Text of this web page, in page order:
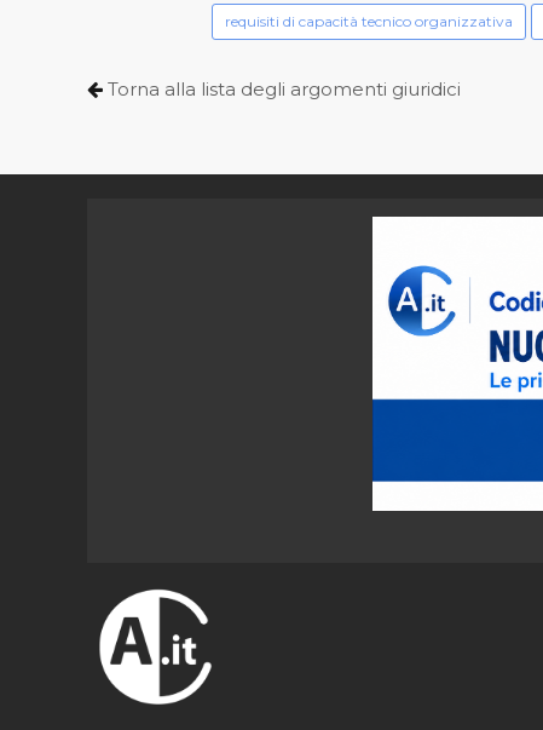
requisiti di capacità tecnico organizzativa
Torna alla lista degli argomenti giuridici